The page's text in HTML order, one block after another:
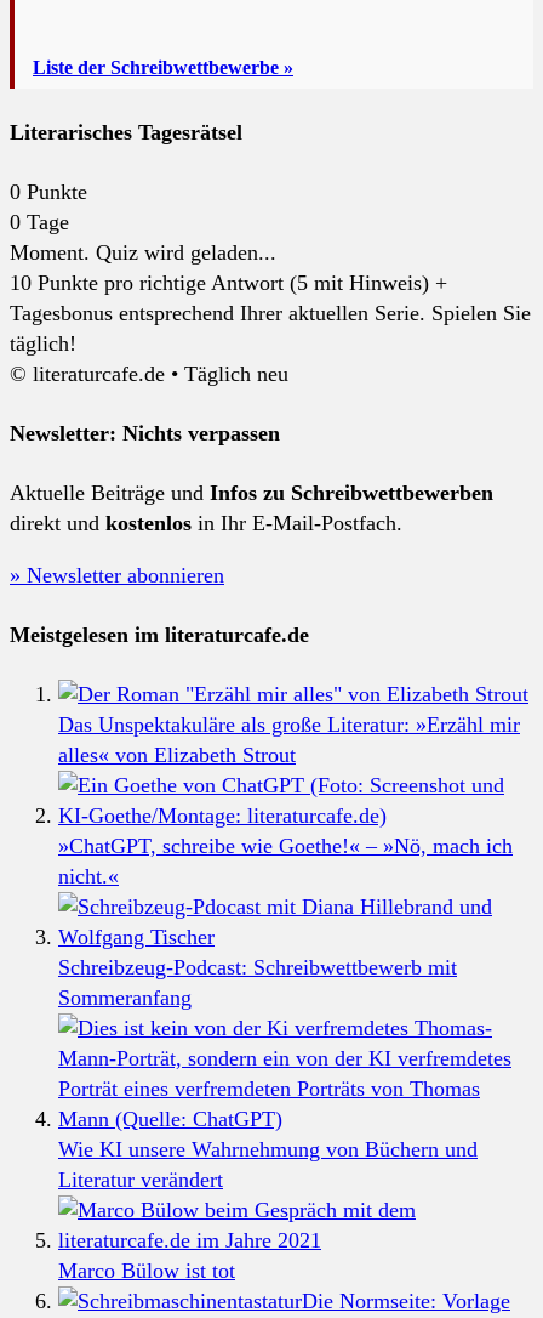
Liste der Schreibwettbewerbe »
Literarisches Tagesrätsel
0 Punkte
0 Tage
Moment. Quiz wird geladen...
10 Punkte pro richtige Antwort (5 mit Hinweis) +
Tagesbonus entsprechend Ihrer aktuellen Serie. Spielen Sie
täglich!
© literaturcafe.de • Täglich neu
Newsletter: Nichts verpassen
Aktuelle Beiträge und Infos zu Schreibwettbewerben
direkt und kostenlos in Ihr E-Mail-Postfach.
» Newsletter abonnieren
Meistgelesen im literaturcafe.de
Das Unspektakuläre als große Literatur: »Erzähl mir
alles« von Elizabeth Strout
»ChatGPT, schreibe wie Goethe!« – »Nö, mach ich
nicht.«
Schreibzeug-Podcast: Schreibwettbewerb mit
Sommeranfang
Wie KI unsere Wahrnehmung von Büchern und
Literatur verändert
Marco Bülow ist tot
Die Normseite: Vorlage